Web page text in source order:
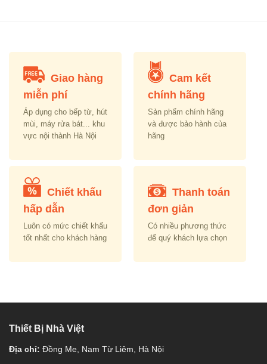
Giao hàng
miễn phí
Áp dụng cho bếp từ, hút
mùi, máy rửa bát... khu
vực nội thành Hà Nội
Cam kết
chính hãng
Sản phẩm chính hãng
và được bảo hành của
hãng
Chiết khấu
hấp dẫn
Luôn có mức chiết khấu
tốt nhất cho khách hàng
Thanh toán
đơn giản
Có nhiều phương thức
để quý khách lựa chọn
Thiết Bị Nhà Việt
Địa chỉ: Đồng Me, Nam Từ Liêm, Hà Nội